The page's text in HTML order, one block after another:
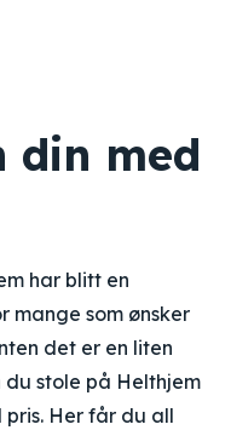
din med
har blitt en
mange som ønsker
det er en liten
stole på Helthjem
Her får du all